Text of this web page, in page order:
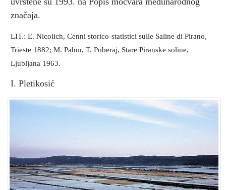
značaja.
LIT.: E. Nicolich, Cenni storico-statistici sulle Saline di Pirano,
Trieste 1882; M. Pahor, T. Poberaj, Stare Piranske soline,
Ljubljana 1963.
I. Pletikosić